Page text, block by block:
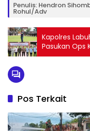
Penulis: Hendron
Rohul/Adv
Kapolres
Pasukan
Pos Terkait